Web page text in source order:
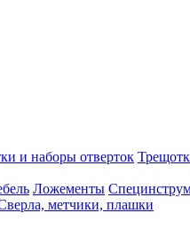
и наборы отверток
Ложементы
метчики, плашки